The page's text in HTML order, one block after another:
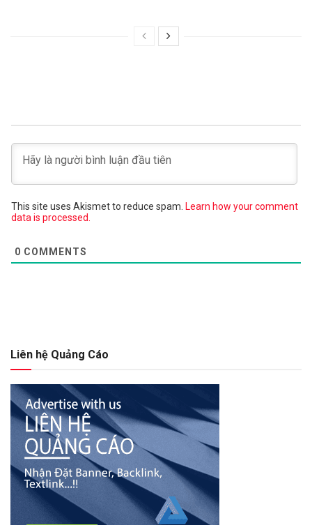
This site uses Akismet to reduce spam. Learn how your comment
data is processed.
0 COMMENTS
Liên hệ Quảng Cáo